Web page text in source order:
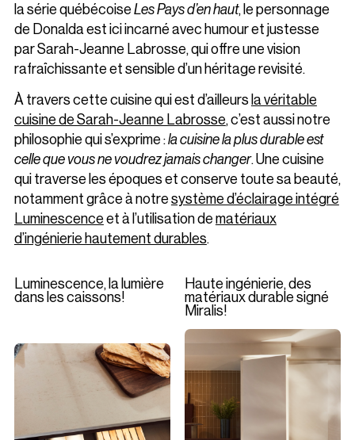
la série québécoiseLes Pays d’en haut, le personnage
de Donalda est ici incarné avec humour et justesse
par Sarah-Jeanne Labrosse, qui offre une vision
rafraîchissante et sensible d’un héritage revisité.
À travers cette cuisine qui est d’ailleurs la véritable
cuisine de Sarah-Jeanne Labrosse, c’est aussi notre
philosophie qui s’exprime :la cuisine la plus durable est
celle que vous ne voudrez jamais changer. Une cuisine
qui traverse les époques et conserve toute sa beauté,
notamment grâce à notresystème d’éclairage intégré
Luminescenceet à l’utilisation dematériaux
d’ingénierie hautement durables.
Luminescence, la lumière
dans les caissons!
Haute ingénierie, des
matériaux durable signé
Miralis!